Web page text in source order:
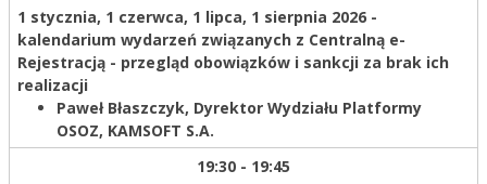
1 stycznia, 1 czerwca, 1 lipca, 1 sierpnia 2026 -
kalendarium wydarzeń związanych z Centralną e-
Rejestracją - przegląd obowiązków i sankcji za brak ich
realizacji
Paweł Błaszczyk, Dyrektor Wydziału Platformy
OSOZ, KAMSOFT S.A.
19:30 - 19:45